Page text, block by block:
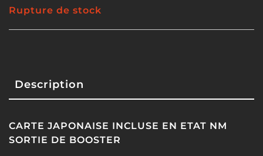
Rupture de stock
Description
CARTE JAPONAISE INCLUSE EN ETAT NM
SORTIE DE BOOSTER